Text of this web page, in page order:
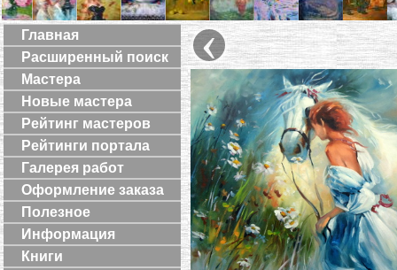
Главная
Расширенный поиск
Мастера
Новые мастера
Рейтинг мастеров
Рейтинги портала
Галерея работ
Оформление заказа
Полезное
Информация
Книги
‹